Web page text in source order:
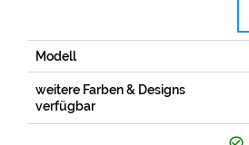
Modell
weitere Farben & Designs
verfügbar